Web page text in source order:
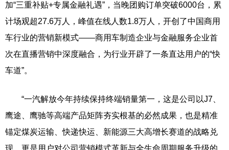
加“三重补贴+专属金融礼遇”，当晚团购订单突破6000台，累
计场观超27.6万人，峰值在线人数1.8万人，开创了中国商用
车行业的营销新模式——商用车制造企业与金融服务企业首
次在直播营销中深度融合，为行业开辟了一条直达用户的“快
车道”。
“一汽解放今年持续保持终端销量第一，这是公司以J7、
鹰途、鹰驰等高端产品矩阵夯实根基的必然成果，也是精准
锚定煤炭运输、快递快运、新能源三大高增长赛道的战略兑
现，更是用户对公司营销模式革新与全生命周期服务升级的